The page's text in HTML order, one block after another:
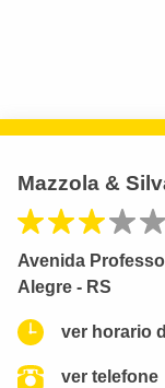
Mazzola &
Avenida
Alegre - RS
ver horario
ver telefone